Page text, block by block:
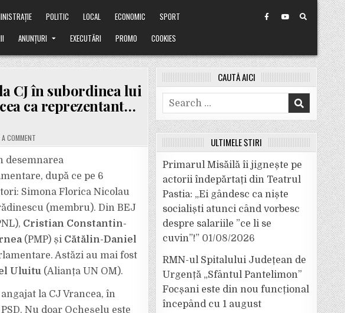
POLITIC LOCAL ECONOMIC
SPORT
ANUNȚURI EXECUTĂRI PROMO COOKIES
CJ în subordinea lui
ca reprezentant…
A COMMENTON
EXCLUSIV:
OCHEȘELU,
ANGAJAT
LA
CJ
SUBORDINEA
OPRIȘAN
(PSD),
A
FOST
PUS
ÎN
VRANCEA
REPREZENTANT…
UDMR.
desemnarea
după ce pe 6
Simona Florica Nicolau
(membru). Din BEJ
Cristian Constantin-
(PMP) și Cătălin-Daniel
Astăzi au mai fost
Uluitu(Alianța UN OM).
la CJ Vrancea, în
Nu doar Ocheșelu este
CAUTĂ AICI
Search
for:
ULTIMELE ȘTIRI
Primarul Misăilă îi jignește pe
actorii îndepărtați din Teatrul
Pastia: „Ei gândesc ca niște
socialiști atunci când vorbesc
despre salariile ”ce li se
cuvin”!” 01/08/2026
RMN-ul Spitalului Județean de
Urgență „Sfântul Pantelimon”
Focșani este din nou funcțional
începând cu 1 august